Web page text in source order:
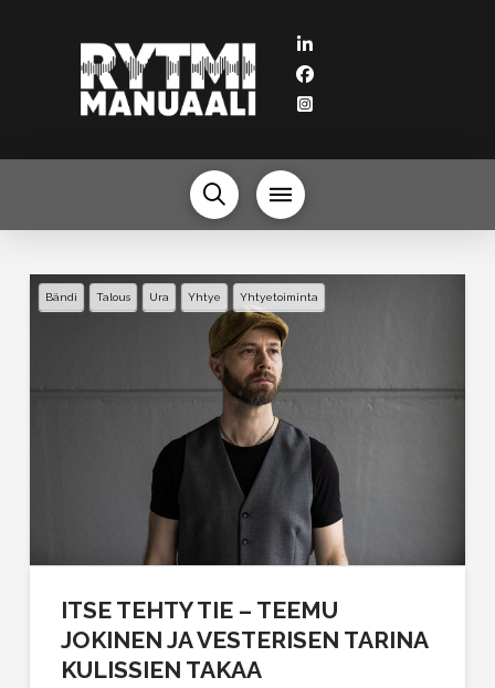
ITSE TEHTY TIE – TEEMU
JOKINEN JA VESTERISEN TARINA
KULISSIEN TAKAA
Bändi Talous Ura Yhtye Yhtyetoiminta